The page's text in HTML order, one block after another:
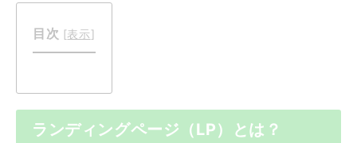
目次 [表示]
ランディングページ（LP）とは？